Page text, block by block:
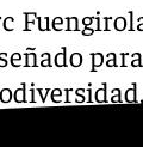
inspirar